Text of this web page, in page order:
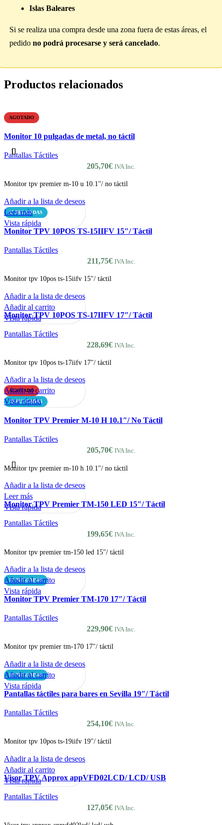
Islas Baleares
Si se realiza una compra desde una zona fuera de estas áreas, el
pedido no podrá procesarse y será cancelado.
Productos relacionados
AGOTADO
Monitor 10 pulgadas de metal, no táctil
Pantallas Táctiles
205,70€ IVA Inc.
Monitor tpv premier m-10 u 10.1"/ no táctil
Añadir a la lista de deseos
Leer más
Vista rápida
15 PULGADAS
Monitor TPV 10POS TS-15IIFV 15″/ Táctil
Pantallas Táctiles
211,75€ IVA Inc.
Monitor tpv 10pos ts-15iifv 15"/ táctil
Añadir a la lista de deseos
Añadir al carrito
Vista rápida
Monitor TPV 10POS TS-17IIFV 17″/ Táctil
Pantallas Táctiles
228,69€ IVA Inc.
Monitor tpv 10pos ts-17iifv 17"/ táctil
Añadir a la lista de deseos
Añadir al carrito
Vista rápida
AGOTADO
10 PULGADAS
Monitor TPV Premier M-10 H 10.1″/ No Táctil
Pantallas Táctiles
205,70€ IVA Inc.
Monitor tpv premier m-10 h 10.1"/ no táctil
Añadir a la lista de deseos
Leer más
Vista rápida
Monitor TPV Premier TM-150 LED 15″/ Táctil
Pantallas Táctiles
199,65€ IVA Inc.
Monitor tpv premier tm-150 led 15"/ táctil
Añadir a la lista de deseos
Añadir al carrito
Vista rápida
17 PULGADAS
Monitor TPV Premier TM-170 17″/ Táctil
Pantallas Táctiles
229,90€ IVA Inc.
Monitor tpv premier tm-170 17"/ táctil
Añadir a la lista de deseos
Añadir al carrito
Vista rápida
19 PULGADAS
Pantallas táctiles para bares en Sevilla 19″/ Táctil
Pantallas Táctiles
254,10€ IVA Inc.
Monitor tpv 10pos ts-19iifv 19"/ táctil
Añadir a la lista de deseos
Añadir al carrito
Vista rápida
Visor TPV Approx appVFD02LCD/ LCD/ USB
Pantallas Táctiles
127,05€ IVA Inc.